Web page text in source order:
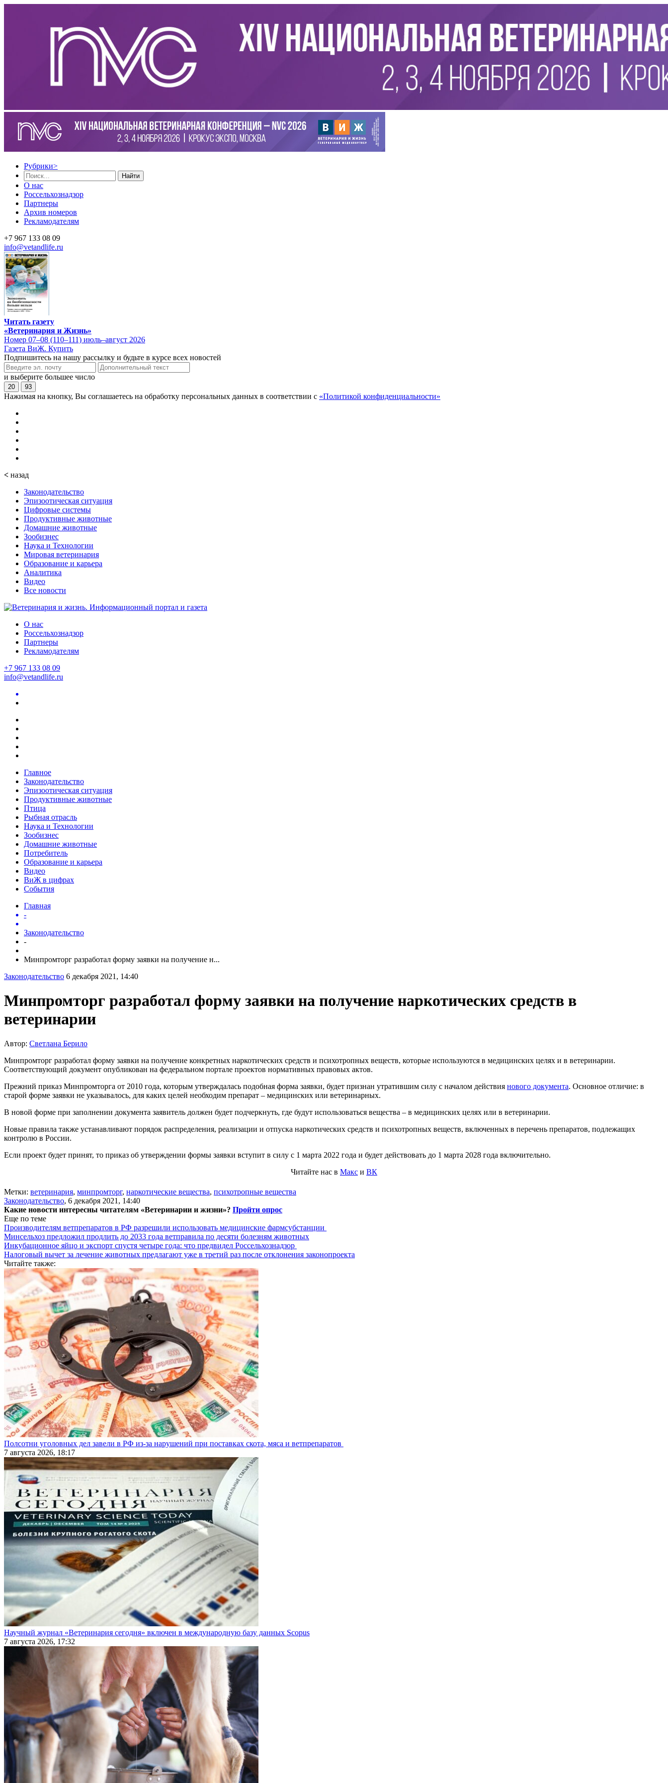
Рубрики>
Найти
О нас
Россельхознадзор
Партнеры
Архив номеров
Рекламодателям
+7 967 133 08 09
info@vetandlife.ru
Читать газету
«Ветеринария и Жизнь»
Номер 07–08 (110–111) июль–август 2026
Газета ВиЖ. Купить
Подпишитесь на нашу рассылку и будьте в курсе всех новостей
и выберите большее число
20 93
Нажимая на кнопку, Вы соглашаетесь на обработку персональных данных в соответствии с «Политикой конфиденциальности»
< назад
Законодательство
Эпизоотическая ситуация
Цифровые системы
Продуктивные животные
Домашние животные
Зообизнес
Наука и Технологии
Мировая ветеринария
Образование и карьера
Аналитика
Видео
Все новости
О нас
Россельхознадзор
Партнеры
Рекламодателям
+7 967 133 08 09
info@vetandlife.ru
Главное
Законодательство
Эпизоотическая ситуация
Продуктивные животные
Птица
Рыбная отрасль
Наука и Технологии
Зообизнес
Домашние животные
Потребитель
Образование и карьера
Видео
ВиЖ в цифрах
События
Главная
-
Законодательство
-
Минпромторг разработал форму заявки на получение н...
Законодательство 6 декабря 2021, 14:40
Минпромторг разработал форму заявки на получение наркотических средств в
ветеринарии
Автор: Светлана Берило
Минпромторг разработал форму заявки на получение конкретных наркотических средств и психотропных веществ, которые используются в медицинских целях и в ветеринарии.
Соответствующий документ опубликован на федеральном портале проектов нормативных правовых актов.
Прежний приказ Минпромторга от 2010 года, которым утверждалась подобная форма заявки, будет признан утратившим силу с началом действия нового документа. Основное отличие: в
старой форме заявки не указывалось, для каких целей необходим препарат – медицинских или ветеринарных.
В новой форме при заполнении документа заявитель должен будет подчеркнуть, где будут использоваться вещества – в медицинских целях или в ветеринарии.
Новые правила также устанавливают порядок распределения, реализации и отпуска наркотических средств и психотропных веществ, включенных в перечень препаратов, подлежащих
контролю в России.
Если проект будет принят, то приказ об утверждении формы заявки вступит в силу с 1 марта 2022 года и будет действовать до 1 марта 2028 года включительно.
Читайте нас в Макс и ВК
Метки: ветеринария, минпромторг, наркотические вещества, психотропные вещества
Законодательство, 6 декабря 2021, 14:40
Какие новости интересны читателям «Ветеринарии и жизни»? Пройти опрос
Еще по теме
Производителям ветпрепаратов в РФ разрешили использовать медицинские фармсубстанции
Минсельхоз предложил продлить до 2033 года ветправила по десяти болезням животных
Инкубационное яйцо и экспорт спустя четыре года: что предвидел Россельхознадзор
Налоговый вычет за лечение животных предлагают уже в третий раз после отклонения законопроекта
Читайте также:
Полсотни уголовных дел завели в РФ из-за нарушений при поставках скота, мяса и ветпрепаратов
7 августа 2026, 18:17
Научный журнал «Ветеринария сегодня» включен в международную базу данных Scopus
7 августа 2026, 17:32